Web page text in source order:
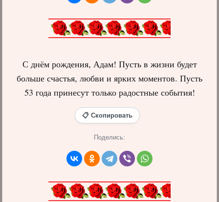
С днём рождения, Адам! Пусть в жизни будет
больше счастья, любви и ярких моментов. Пусть
53 года принесут только радостные события!
📋 Скопировать
Поделись: